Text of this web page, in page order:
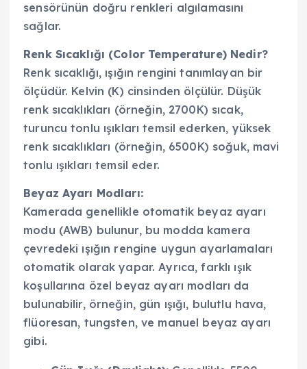
sensörünün doğru renkleri algılamasını
sağlar.
Renk Sıcaklığı (Color Temperature) Nedir?
Renk sıcaklığı, ışığın rengini tanımlayan bir
ölçüdür. Kelvin (K) cinsinden ölçülür. Düşük
renk sıcaklıkları (örneğin, 2700K) sıcak,
turuncu tonlu ışıkları temsil ederken, yüksek
renk sıcaklıkları (örneğin, 6500K) soğuk, mavi
tonlu ışıkları temsil eder.
Beyaz Ayarı Modları:
Kamerada genellikle otomatik beyaz ayarı
modu (AWB) bulunur, bu modda kamera
çevredeki ışığın rengine uygun ayarlamaları
otomatik olarak yapar. Ayrıca, farklı ışık
koşullarına özel beyaz ayarı modları da
bulunabilir, örneğin, gün ışığı, bulutlu hava,
flüoresan, tungsten, ve manuel beyaz ayarı
gibi.